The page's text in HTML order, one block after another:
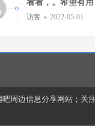
看看，。希望有用
访客 2022-05-01
周边信息分享网站；关